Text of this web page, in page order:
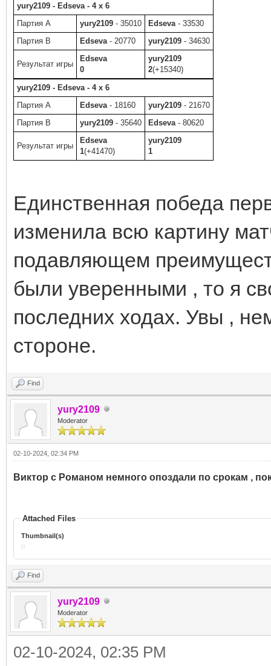
yury2109 - Edseva - 4 x 6
Партия A
yury2109 - 35010 Edseva - 33530
Партия B
Edseva - 20770 yury2109 - 34630
Результат игры
Edseva
0
yury2109
2(+15340)
yury2109 - Edseva - 4 x 6
Партия A
Edseva - 18160 yury2109 - 21670
Партия B
yury2109 - 35640 Edseva - 80620
Результат игры
Edseva
1(+41470)
yury2109
1
Единственная победа
изменила всю картину
подавляющем
были уверенными , то я
последних ходах. Увы ,
стороне.
Find
yury2109
Moderator
02-10-2024, 02:34 PM
Виктор с Романом немного опоздали по срокам ,
Attached Files
Thumbnail(s)
Find
yury2109
Moderator
02-10-2024, 02:35 PM